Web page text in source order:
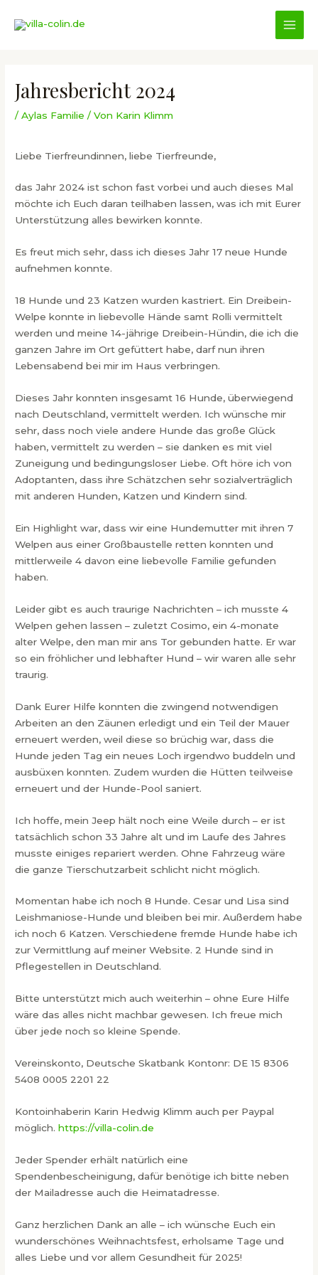
Inhalt
Jahresbericht 2024
/Aylas Familie / Von Karin Klimm
Liebe Tierfreundinnen, liebe Tierfreunde,
das Jahr 2024 ist schon fast vorbei und auch dieses Mal
möchte ich Euch daran teilhaben lassen, was ich mit Eurer
Unterstützung alles bewirken konnte.
Es freut mich sehr, dass ich dieses Jahr 17 neue Hunde
aufnehmen konnte.
18 Hunde und 23 Katzen wurden kastriert. Ein Dreibein-
Welpe konnte in liebevolle Hände samt Rolli vermittelt
werden und meine 14-jährige Dreibein-Hündin, die ich die
ganzen Jahre im Ort gefüttert habe, darf nun ihren
Lebensabend bei mir im Haus verbringen.
Dieses Jahr konnten insgesamt 16 Hunde, überwiegend
nach Deutschland, vermittelt werden. Ich wünsche mir
sehr, dass noch viele andere Hunde das große Glück
haben, vermittelt zu werden – sie danken es mit viel
Zuneigung und bedingungsloser Liebe. Oft höre ich von
Adoptanten, dass ihre Schätzchen sehr sozialverträglich
mit anderen Hunden, Katzen und Kindern sind.
Ein Highlight war, dass wir eine Hundemutter mit ihren 7
Welpen aus einer Großbaustelle retten konnten und
mittlerweile 4 davon eine liebevolle Familie gefunden
haben.
Leider gibt es auch traurige Nachrichten – ich musste 4
Welpen gehen lassen – zuletzt Cosimo, ein 4-monate
alter Welpe, den man mir ans Tor gebunden hatte. Er war
so ein fröhlicher und lebhafter Hund – wir waren alle sehr
traurig.
Dank Eurer Hilfe konnten die zwingend notwendigen
Arbeiten an den Zäunen erledigt und ein Teil der Mauer
erneuert werden, weil diese so brüchig war, dass die
Hunde jeden Tag ein neues Loch irgendwo buddeln und
ausbüxen konnten. Zudem wurden die Hütten teilweise
erneuert und der Hunde-Pool saniert.
Ich hoffe, mein Jeep hält noch eine Weile durch – er ist
tatsächlich schon 33 Jahre alt und im Laufe des Jahres
musste einiges repariert werden. Ohne Fahrzeug wäre
die ganze Tierschutzarbeit schlicht nicht möglich.
Momentan habe ich noch 8 Hunde. Cesar und Lisa sind
Leishmaniose-Hunde und bleiben bei mir. Außerdem habe
ich noch 6 Katzen. Verschiedene fremde Hunde habe ich
zur Vermittlung auf meiner Website. 2 Hunde sind in
Pflegestellen in Deutschland.
Bitte unterstützt mich auch weiterhin – ohne Eure Hilfe
wäre das alles nicht machbar gewesen. Ich freue mich
über jede noch so kleine Spende.
Vereinskonto, Deutsche Skatbank Kontonr: DE 15 8306
5408 0005 2201 22
Kontoinhaberin Karin Hedwig Klimm auch per Paypal
möglich.https://villa-colin.de
Jeder Spender erhält natürlich eine
Spendenbescheinigung, dafür benötige ich bitte neben
der Mailadresse auch die Heimatadresse.
Ganz herzlichen Dank an alle – ich wünsche Euch ein
wunderschönes Weihnachtsfest, erholsame Tage und
alles Liebe und vor allem Gesundheit für 2025!